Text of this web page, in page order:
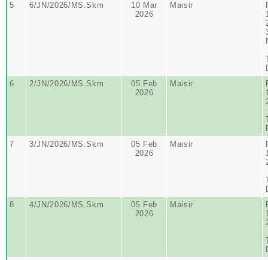
5
6/JN/2026/MS.Skm
10 Mar
2026
Maisir
6
2/JN/2026/MS.Skm
05 Feb
2026
Maisir
7
3/JN/2026/MS.Skm
05 Feb
2026
Maisir
8
4/JN/2026/MS.Skm
05 Feb
2026
Maisir